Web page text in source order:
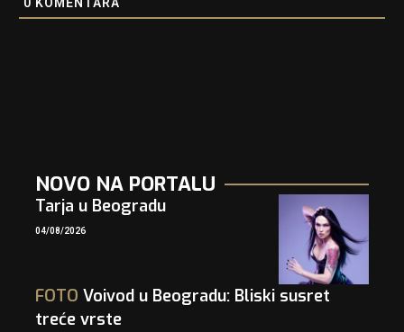
NOVO NA PORTALU
Tarja u Beogradu
04/08/2026
FOTO Voivod u Beogradu: Bliski susret
treće vrste